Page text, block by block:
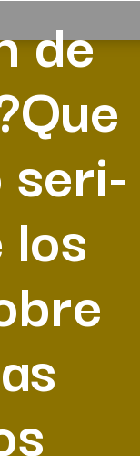
de
seri­